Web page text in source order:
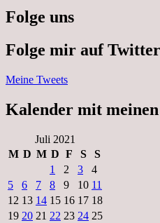
Folge uns
Folge mir auf Twitter
Meine Tweets
Kalender mit
Juli 2021
M D M D F S
S
1
2 3
4
5
6 7 8 9 10 11
12 13 14 15 16 17 18
19 20 21 22 23 24 25